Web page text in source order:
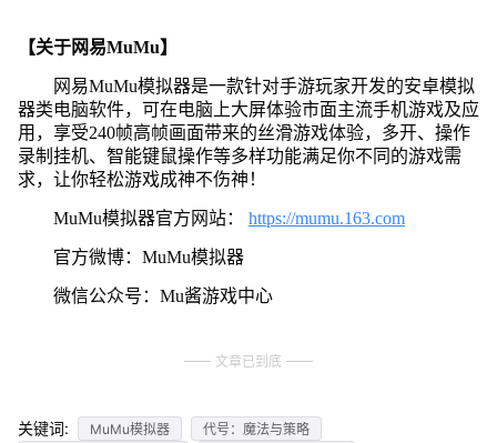
【关于网易MuMu】
网易MuMu模拟器是一款针对手游玩家开发的安卓模拟
器类电脑软件，可在电脑上大屏体验市面主流手机游戏及应
用，享受240帧高帧画面带来的丝滑游戏体验，多开、操作
录制挂机、智能键鼠操作等多样功能满足你不同的游戏需
求，让你轻松游戏成神不伤神！
MuMu模拟器官方网站： https://mumu.163.com
官方微博：MuMu模拟器
微信公众号：Mu酱游戏中心
文章已到底
关键词: MuMu模拟器
代号：魔法与策略